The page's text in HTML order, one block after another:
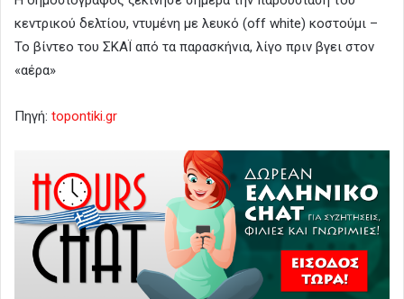
κεντρικού δελτίου, ντυμένη με λευκό (off white) κοστούμι –
Το βίντεο του ΣΚΑΪ από τα παρασκήνια, λίγο πριν βγει στον
«αέρα»
Πηγή: topontiki.gr